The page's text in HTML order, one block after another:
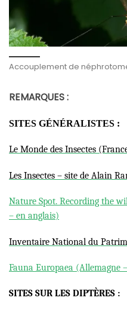
Accouplement de
REMARQUES :
SITES GÉNÉRALISTES :
Le Monde des Insectes
Les Insectes – site de Alain
Nature Spot. Recording the
– en anglais)
Inventaire National du
Fauna Europaea (Allemagne
SITES SUR LES DIPTÈRES :